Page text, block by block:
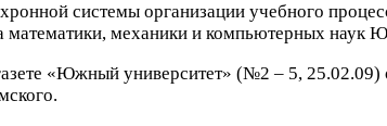
системы организации учебного
математики, механики и компьютерных наук
«Южный университет» (№2 – 5, 25.02.09)